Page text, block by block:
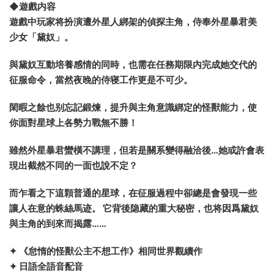
◆遊戲内容
遊戲中玩家将扮演遭外星人綁架的偵探主角，侍奉外星暴君美
少女「黛奴」。
與黛奴互動培養感情的同時，也需在任務期限内完成她交代的
征服命令，當然夜晚的侍寝工作更是不可少。
閑暇之餘也别忘記鍛煉，提升與主角意識綁定的怪獸能力，使
你面對星球上各勢力戰無不勝！
雖然外星暴君蠻橫不講理，但若是關系變得融洽後…她或許會表
現出截然不同的一面也說不定？
而乍看之下這顆普通的星球，在征服過程中卻總是會發現一些
讓人在意的蛛絲馬迹。 它背後隐藏的重大秘密，也将因爲黛奴
與主角的到來而揭露……
✦ 《怠惰的怪獸公主不想工作》相同世界觀續作
✦ 日語全語音配音